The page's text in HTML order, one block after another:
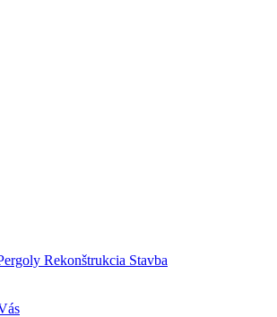
Rekonštrukcia Stavba